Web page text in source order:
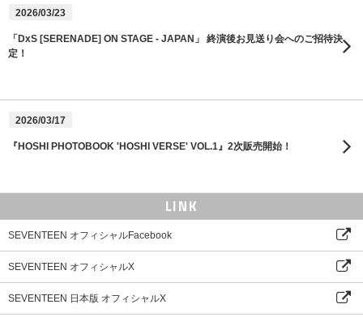
2026/03/23
「DxS [SERENADE] ON STAGE - JAPAN」 終演後お見送り会へのご招待決
定！
2026/03/17
『HOSHI PHOTOBOOK 'HOSHI VERSE' VOL.1』2次販売開始！
LINK
SEVENTEEN オフィシャルFacebook
SEVENTEEN オフィシャルX
SEVENTEEN 日本版 オフィシャルX